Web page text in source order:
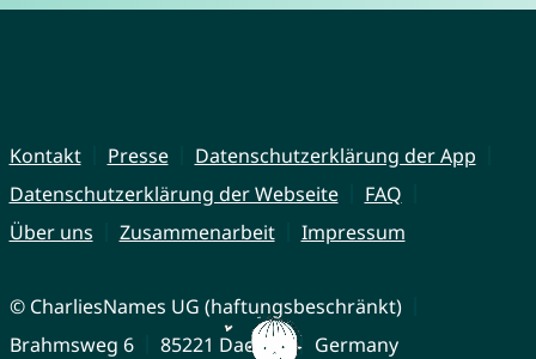
Kontakt Presse
Datenschutzerklärung der App
Datenschutzerklärung der Webseite
FAQ
Über uns
Zusammenarbeit Impressum
© CharliesNames UG (haftungsbeschränkt)
Brahmsweg 6
85221 Dachau Germany